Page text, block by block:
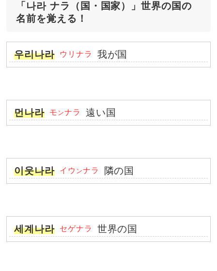
「나라 ナラ（国・国家）」世界の国の
名前を覚える！
우리나라 ウリナラ 我が国
먼나라 モ ンナラ 遠い国
이웃나라 イウ ンナラ 隣の国
세계나라 セゲナラ 世界の国